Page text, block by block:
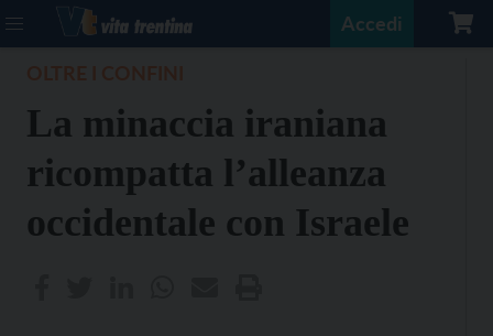
Accedi
La minaccia iraniana
ricompatta l’alleanza
occidentale con Israele